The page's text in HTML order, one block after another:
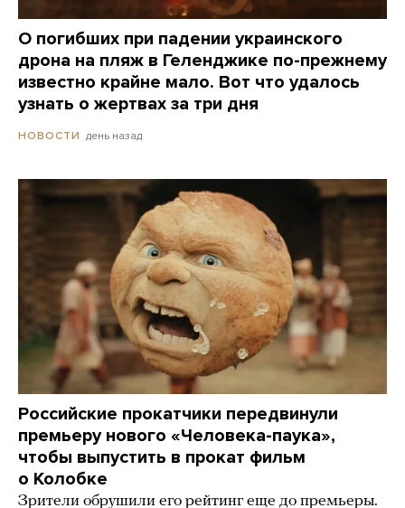
О погибших при падении украинского
дрона на пляж в Геленджике по-прежнему
известно крайне мало. Вот что удалось
узнать о жертвах за три дня
НОВОСТИ день назад
Российские прокатчики передвинули
премьеру нового «Человека-паука»,
чтобы выпустить в прокат фильм
о Колобке
Зрители обрушили его рейтинг еще до премьеры.